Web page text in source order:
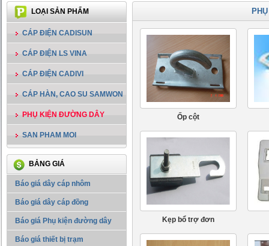
LOẠI SẢN PHẨM
CÁP ĐIỆN CADISUN
CÁP ĐIỆN LS VINA
CÁP ĐIỆN CADIVI
CÁP HÀN, CAO SU SAMWON
PHỤ KIỆN ĐƯỜNG DÂY
SAN PHAM MOI
BẢNG GIÁ
Báo giá dây cáp nhôm
Báo giá dây cáp đồng
Báo giá Phụ kiện đường dây
Báo giá thiết bị trạm
Ốp cột
Kẹp bổ trợ đơn